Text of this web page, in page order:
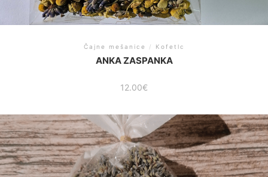
Čajne mešanice / Kofetlc
ANKA ZASPANKA
12.00€